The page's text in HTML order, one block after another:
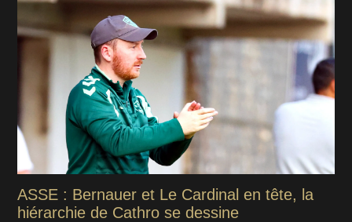
ASSE : Bernauer et Le Cardinal en tête, la
hiérarchie de Cathro se dessine